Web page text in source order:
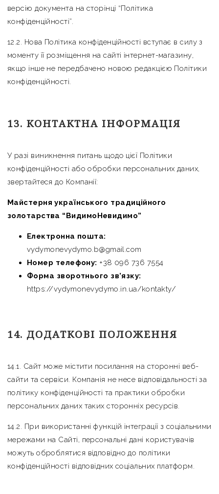
версію документа на сторінці “Політика
конфіденційності”.
12.2. Нова Політика конфіденційності вступає в силу з
моменту її розміщення на сайті інтернет-магазину,
якщо інше не передбачено новою редакцією Політики
конфіденційності.
13. КОНТАКТНА ІНФОРМАЦІЯ
У разі виникнення питань щодо цієї Політики
конфіденційності або обробки персональних даних,
звертайтеся до Компанії:
Майстерня українського традиційного
золотарства “ВидимоНевидимо”
Електронна пошта:
vydymonevydymo.b@gmail.com
Номер телефону: +38 096 736 7554
Форма зворотнього зв’язку:
https://vydymonevydymo.in.ua/kontakty/
14. ДОДАТКОВІ ПОЛОЖЕННЯ
14.1. Сайт може містити посилання на сторонні веб-
сайти та сервіси. Компанія не несе відповідальності за
політику конфіденційності та практики обробки
персональних даних таких сторонніх ресурсів.
14.2. При використанні функцій інтеграції з соціальними
мережами на Сайті, персональні дані користувачів
можуть оброблятися відповідно до політики
конфіденційності відповідних соціальних платформ.